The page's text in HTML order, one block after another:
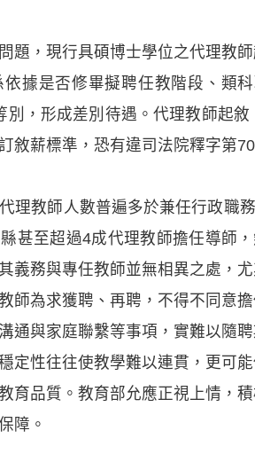
題，現行具碩博士學位之代理教
據是否修畢擬聘任教階段、類
別，形成差別待遇。代理教師起
敘薪標準，恐有違司法院釋字第
理教師人數普遍多於兼任行政職
甚至超過4成代理教師擔任導師
義務與專任教師並無相異之處，
師為求獲聘、再聘，不得不同意
通與家庭聯繫等事項，實難以隨
定性往往使教學難以連貫，更可
育品質。教育部允應正視上情，
障。